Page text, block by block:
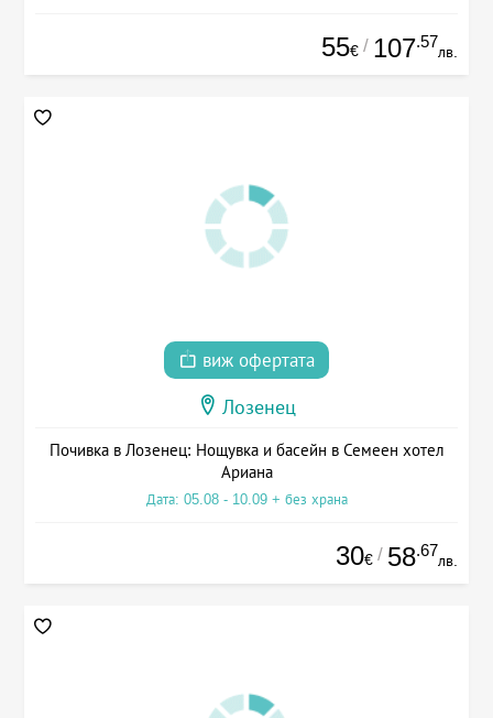
55€ / 107.57
лв.
виж офертата
Лозенец
Почивка в Лозенец: Нощувка и басейн в Семеен хотел
Ариана
Дата: 05.08 - 10.09 + без храна
30€ / 58.67
лв.